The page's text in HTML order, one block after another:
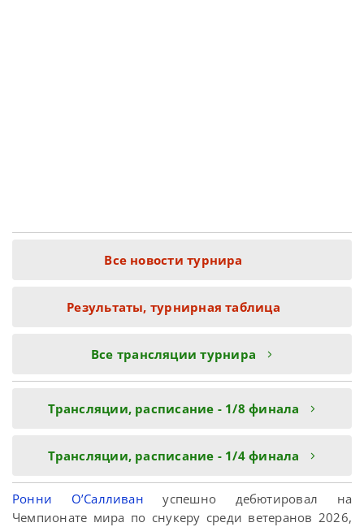
Все новости турнира
Результаты, турнирная таблица
Все трансляции турнира
Трансляции, расписание - 1/8 финала
Трансляции, расписание - 1/4 финала
Ронни О’Салливан успешно дебютировал на
Чемпионате мира по снукеру среди ветеранов 2026,